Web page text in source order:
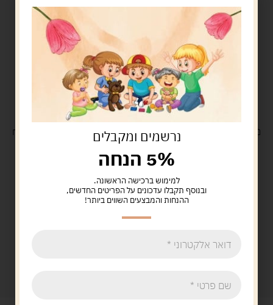
משלוח בקנייה מעל 329 ש"ח משלוח עםנרשמים ומקבלים
5% הנחה
למימוש ברכישה הראשונה.
ובנוסף תקבלו עדכונים על הפריטים החדשים,
ההנחות והמבצעים השווים ביותר!